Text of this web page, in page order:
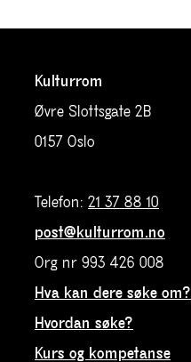
Kulturrom
Øvre Slottsgate 2B
0157 Oslo
Telefon: 21 37 88 10
post@kulturrom.no
Org nr 993 426 008
Hva kan dere søke om?
Hvordan søke?
Kurs og kompetanse